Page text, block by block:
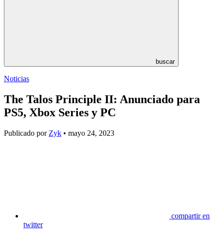
buscar
Noticias
The Talos Principle II: Anunciado para
PS5, Xbox Series y PC
Publicado por Zyk • mayo 24, 2023
compartir en
twitter